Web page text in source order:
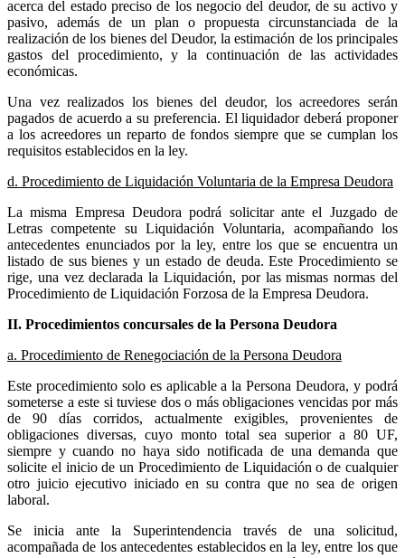
acerca del estado preciso de los negocio del deudor, de su activo y
pasivo, además de un plan o propuesta circunstanciada de la
realización de los bienes del Deudor, la estimación de los principales
gastos del procedimiento, y la continuación de las actividades
económicas.
Una vez realizados los bienes del deudor, los acreedores serán
pagados de acuerdo a su preferencia. El liquidador deberá proponer
a los acreedores un reparto de fondos siempre que se cumplan los
requisitos establecidos en la ley.
d. Procedimiento de Liquidación Voluntaria de la Empresa Deudora
La misma Empresa Deudora podrá solicitar ante el Juzgado de
Letras competente su Liquidación Voluntaria, acompañando los
antecedentes enunciados por la ley, entre los que se encuentra un
listado de sus bienes y un estado de deuda. Este Procedimiento se
rige, una vez declarada la Liquidación, por las mismas normas del
Procedimiento de Liquidación Forzosa de la Empresa Deudora.
II. Procedimientos concursales de la Persona Deudora
a. Procedimiento de Renegociación de la Persona Deudora
Este procedimiento solo es aplicable a la Persona Deudora, y podrá
someterse a este si tuviese dos o más obligaciones vencidas por más
de 90 días corridos, actualmente exigibles, provenientes de
obligaciones diversas, cuyo monto total sea superior a 80 UF,
siempre y cuando no haya sido notificada de una demanda que
solicite el inicio de un Procedimiento de Liquidación o de cualquier
otro juicio ejecutivo iniciado en su contra que no sea de origen
laboral.
Se inicia ante la Superintendencia través de una solicitud,
acompañada de los antecedentes establecidos en la ley, entre los que